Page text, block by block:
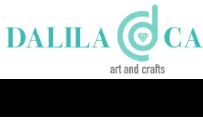
to
content